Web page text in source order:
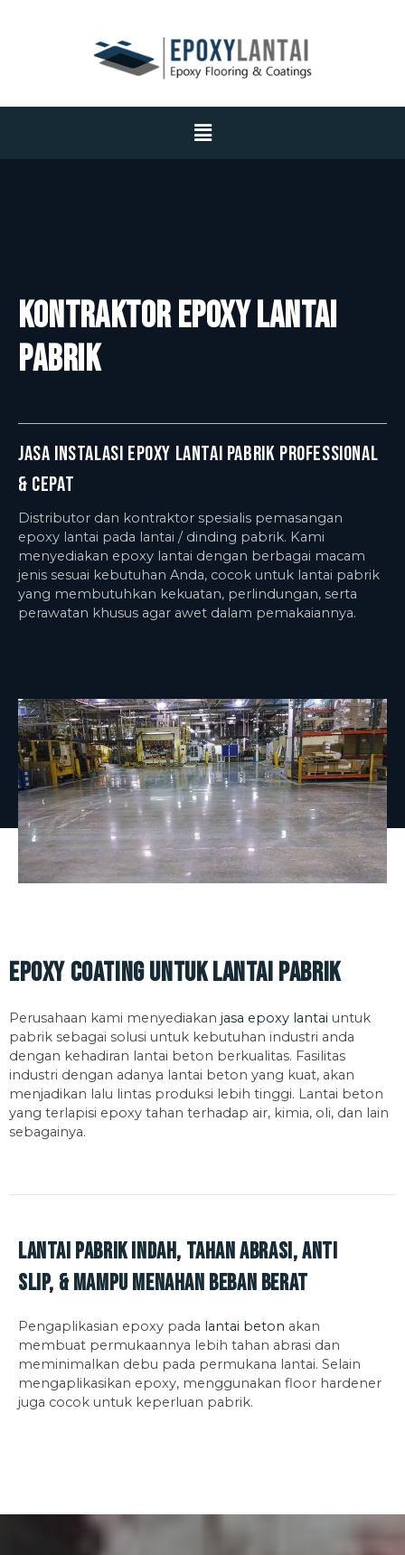
Kontraktor Epoxy Lantai
Pabrik
Jasa Instalasi Epoxy Lantai Pabrik Professional
& Cepat
Distributor dan kontraktor spesialis pemasangan
epoxy lantai pada lantai / dinding pabrik. Kami
menyediakan epoxy lantai dengan berbagai macam
jenis sesuai kebutuhan Anda, cocok untuk lantai pabrik
yang membutuhkan kekuatan, perlindungan, serta
perawatan khusus agar awet dalam pemakaiannya.
Epoxy Coating untuk lantai pabrik
Perusahaan kami menyediakan jasa epoxy lantai untuk
pabrik sebagai solusi untuk kebutuhan industri anda
dengan kehadiran lantai beton berkualitas. Fasilitas
industri dengan adanya lantai beton yang kuat, akan
menjadikan lalu lintas produksi lebih tinggi. Lantai beton
yang terlapisi epoxy tahan terhadap air, kimia, oli, dan lain
sebagainya.
Lantai Pabrik Indah, Tahan Abrasi, Anti
Slip, & Mampu Menahan Beban Berat
Pengaplikasian epoxy pada lantai beton akan
membuat permukaannya lebih tahan abrasi dan
meminimalkan debu pada permukana lantai. Selain
mengaplikasikan epoxy, menggunakan floor hardener
juga cocok untuk keperluan pabrik.